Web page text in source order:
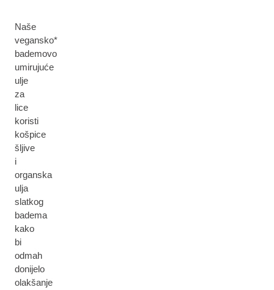
Naše
vegansko*
bademovo
umirujuće
ulje
za
lice
koristi
košpice
šljive
i
organska
ulja
slatkog
badema
kako
bi
odmah
donijelo
olakšanje